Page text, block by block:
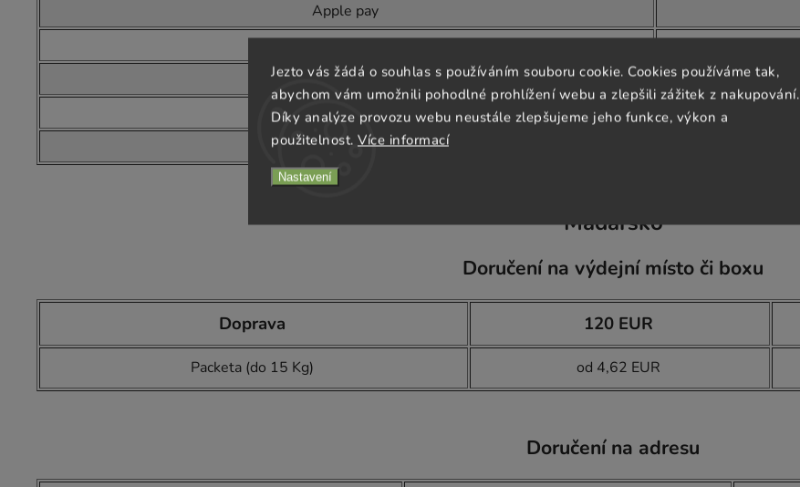
Jezto vás žádá o souhlas s používáním souboru cookie. Cookies používáme tak,
abychom vám umožnili pohodlné prohlížení webu a zlepšili zážitek z nakupování.
Díky analýze provozu webu neustále zlepšujeme jeho funkce, výkon a
použitelnost. Více informací
Nastavení
Apple pay
Google pay
Online bankovní převod
Bankovní převod
Dobírka
Maďarsko
Doručení na výdejní místo či boxu
Doprava 120 EUR
Packeta (do 15 Kg) od 4,62 EUR
Doručení na adresu